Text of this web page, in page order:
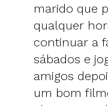
marido que
qualquer
continuar a
sábados e
amigos
um bom